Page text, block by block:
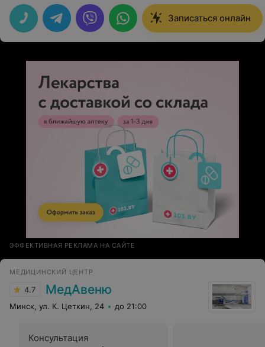
всё прошло быстро и хорошо, и операция и
заживление , всегда даже был на связи , если что-то
интересовало, для меня даже важен был контрольный
осмотр после операции спустя несколько недель,
записи вообще не было свободной , но я с ним
,очень благодарна что попала именно к этому врачу !!!!
Записаться онлайн
ЭФФЕКТИВНАЯ РЕКЛАМА НА САЙТЕ
МЕДИЦИНСКИЙ ЦЕНТР
4.7 МедАвеню
Минск, ул. К. Цеткин, 24 до 21:00
Консультация